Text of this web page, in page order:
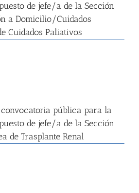
de jefe/a de la Sección
a Domicilio/Cuidados
Cuidados Paliativos
pública para la
de jefe/a de la Sección
de Trasplante Renal